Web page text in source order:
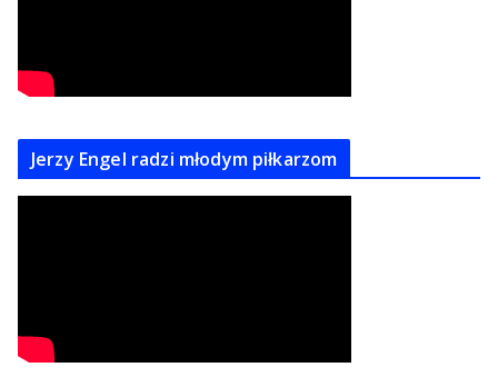
Jerzy Engel radzi młodym piłkarzom